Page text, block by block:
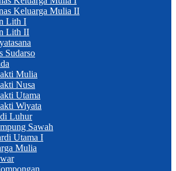
Keluarga Mulia II
Lith I
Lith II
Sudarso
Mulia
Nusa
Utama
Wiyata
Luhur
Sawah
Utama I
Mulia